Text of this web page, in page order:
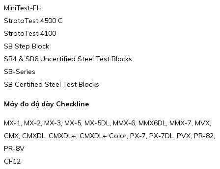
MiniTest-FH
StratoTest 4500 C
StratoTest 4100
SB Step Block
SB4 & SB6 Uncertified Steel Test Blocks
SB-Series
SB Certified Steel Test Blocks
Máy đo độ dày Checkline
MX-1, MX-2, MX-3, MX-5, MX-5DL, MMX-6, MMX6DL, MMX-7, MVX,
CMX, CMXDL, CMXDL+, CMXDL+ Color, PX-7, PX-7DL, PVX, PR-82,
PR-8V
CF12